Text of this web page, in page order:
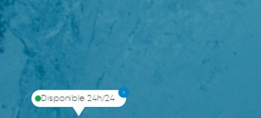
Disponible 24h/24